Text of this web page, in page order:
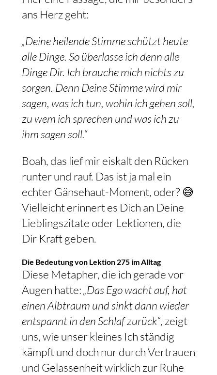
ans Herz geht:
„Deine heilende Stimme schützt heute
alle Dinge. So überlasse ich denn alle
Dinge Dir. Ich brauche mich nichts zu
sorgen. Denn Deine Stimme wird mir
sagen, was ich tun, wohin ich gehen soll,
zu wem ich sprechen und was ich zu
ihm sagen soll.“
Boah, das lief mir eiskalt den Rücken
runter und rauf. Das ist ja mal ein
echter Gänsehaut-Moment, oder? 😅
Vielleicht erinnert es Dich an Deine
Lieblingszitate oder Lektionen, die
Dir Kraft geben.
Die Bedeutung von Lektion 275 im Alltag
Diese Metapher, die ich gerade vor
Augen hatte: „Das Ego wacht auf, hat
einen Albtraum und sinkt dann wieder
entspannt in den Schlaf zurück“, zeigt
uns, wie unser kleines Ich ständig
kämpft und doch nur durch Vertrauen
und Gelassenheit wirklich zur Ruhe